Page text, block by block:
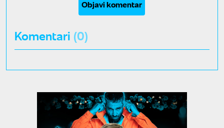
Objavi komentar
Komentari (0)